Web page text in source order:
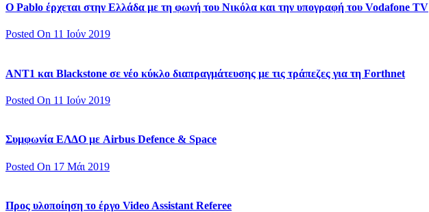
Ο Pablo έρχεται στην Ελλάδα με τη φωνή του Νικόλα και την υπογραφή του Vodafone TV
Posted On 11 Ιούν 2019
ΑΝΤ1 και Blackstone σε νέο κύκλο διαπραγμάτευσης με τις τράπεζες για τη Forthnet
Posted On 11 Ιούν 2019
Συμφωνία ΕΛΔΟ με Airbus Defence & Space
Posted On 17 Μάι 2019
Προς υλοποίηση το έργο Video Assistant Referee